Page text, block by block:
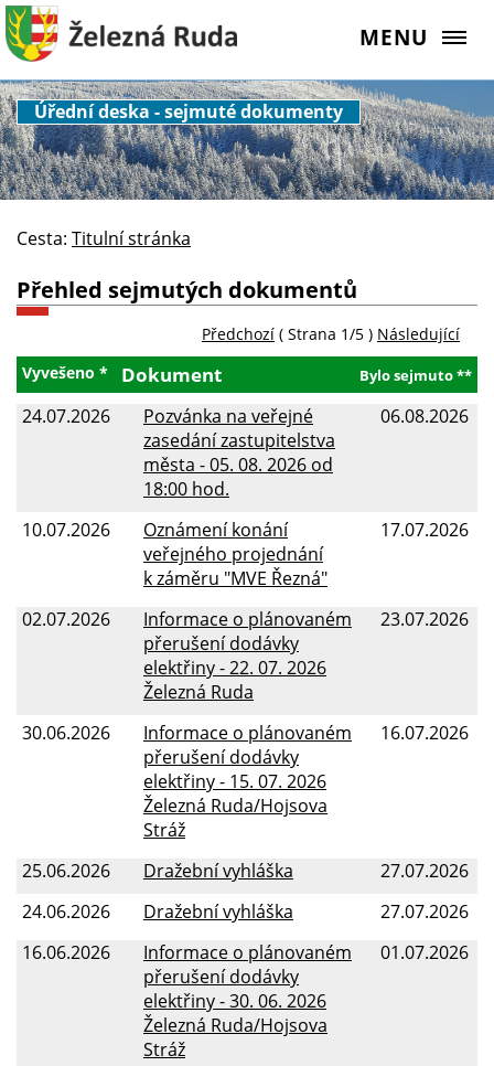
MENU
Úřední deska - sejmuté dokumenty
Cesta: Titulní stránka
Přehled sejmutých dokumentů
Předchozí ( Strana 1/5 ) Následující
Vyvešeno *
Bylo sejmuto **
Dokument
24.07.2026 06.08.2026
Pozvánka na veřejné
zasedání zastupitelstva
města - 05. 08. 2026 od
18:00 hod.
10.07.2026
17.07.2026
Oznámení konání
veřejného projednání
k záměru "MVE Řezná"
02.07.2026
23.07.2026
Informace o plánovaném
přerušení dodávky
elektřiny - 22. 07. 2026
Železná Ruda
30.06.2026
16.07.2026
Informace o plánovaném
přerušení dodávky
elektřiny - 15. 07. 2026
Železná Ruda/Hojsova
Stráž
25.06.2026
27.07.2026
Dražební vyhláška
24.06.2026
27.07.2026
Dražební vyhláška
16.06.2026
01.07.2026
Informace o plánovaném
přerušení dodávky
elektřiny - 30. 06. 2026
Železná Ruda/Hojsova
Stráž